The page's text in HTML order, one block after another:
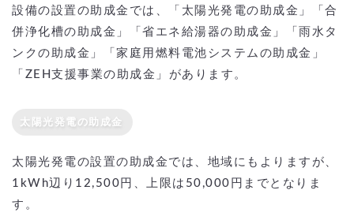
設備の設置の助成金では、「太陽光発電の助成金」「合
併浄化槽の助成金」「省エネ給湯器の助成金」「雨水タ
ンクの助成金」「家庭用燃料電池システムの助成金」
「ZEH支援事業の助成金」があります。
太陽光発電の助成金
太陽光発電の設置の助成金では、地域にもよりますが、
1kWh辺り12,500円、上限は50,000円までとなりま
す。